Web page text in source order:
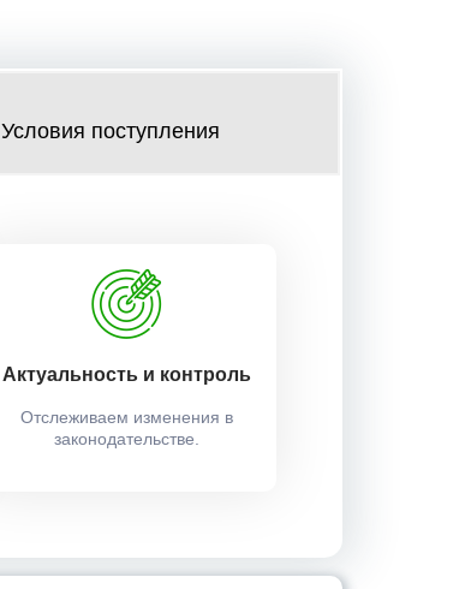
Условия поступления
Актуальность и контроль
Отслеживаем изменения в
законодательстве.